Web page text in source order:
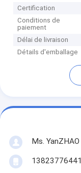
Certification
Conditions de
paiement
Délai de livraison
Détails d'emballage
Ms. YanZHAO
13823776441